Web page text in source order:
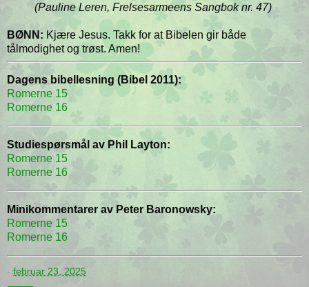
(Pauline Leren, Frelsesarmeens Sangbok nr. 47)
BØNN: Kjære Jesus. Takk for at Bibelen gir både
tålmodighet og trøst. Amen!
Dagens bibellesning (Bibel 2011):
Romerne 15
Romerne 16
Studiespørsmål av Phil Layton:
Romerne 15
Romerne 16
Minikommentarer av Peter Baronowsky:
Romerne 15
Romerne 16
- februar 23, 2025